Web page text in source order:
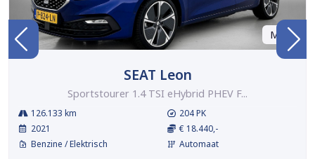
Marge
SEAT Leon
Sportstourer 1.4 TSI eHybrid PHEV F...
126.133 km
2021
Benzine / Elektrisch
204 PK
€ 18.440,-
Automaat